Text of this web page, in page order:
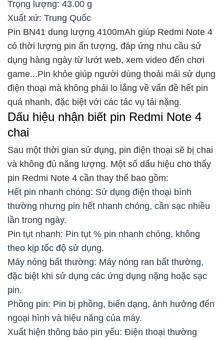
Trọng lượng: 43.00 g
Xuất xứ: Trung Quốc
Pin BN41 dung lượng 4100mAh giúp Redmi Note 4
có thời lượng pin ấn tượng, đáp ứng nhu cầu sử
dụng hàng ngày từ lướt web, xem video đến chơi
game...Pin khỏe giúp người dùng thoải mái sử dụng
điện thoại mà không phải lo lắng về vấn đề hết pin
quá nhanh, đặc biệt với các tác vụ tải nặng.
Dấu hiệu nhận biết pin Redmi Note 4
chai
Sau một thời gian sử dụng, pin điện thoại sẽ bị chai
và không đủ năng lượng. Một số dấu hiệu cho thấy
pin Redmi Note 4 cần thay thế bao gồm:
Hết pin nhanh chóng: Sử dụng điện thoại bình
thường nhưng pin hết nhanh chóng, cần sạc nhiều
lần trong ngày.
Pin tụt nhanh: Pin tụt % pin nhanh chóng, không
theo kịp tốc độ sử dụng.
Máy nóng bất thường: Máy nóng ran bất thường,
đặc biệt khi sử dụng các ứng dụng nặng hoặc sạc
pin.
Phồng pin: Pin bị phồng, biến dạng, ảnh hưởng đến
ngoại hình và hiệu năng của máy.
Xuất hiện thông báo pin yếu: Điện thoại thường